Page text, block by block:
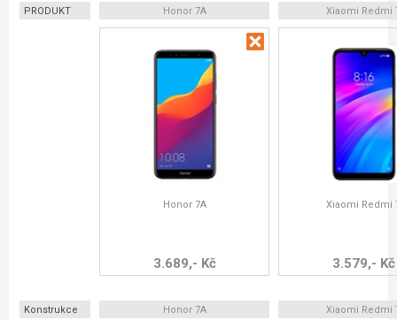
PRODUKT Honor 7A Xiaomi Redmi
Honor 7A
3.689,- Kč
Xiaomi Redmi
3.579,- Kč
Konstrukce Honor 7A
Xiaomi Redmi